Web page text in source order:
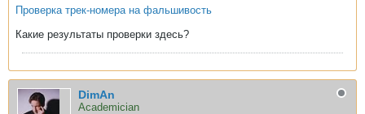
Проверка трек-номера на фальшивость
Какие результаты проверки здесь?
DimAn
Academician